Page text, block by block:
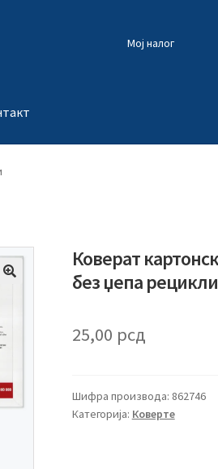
Мој налог
Коверат
без џепа
25,00 рсд
Шифра производа: 862746
Категорија: Коверте